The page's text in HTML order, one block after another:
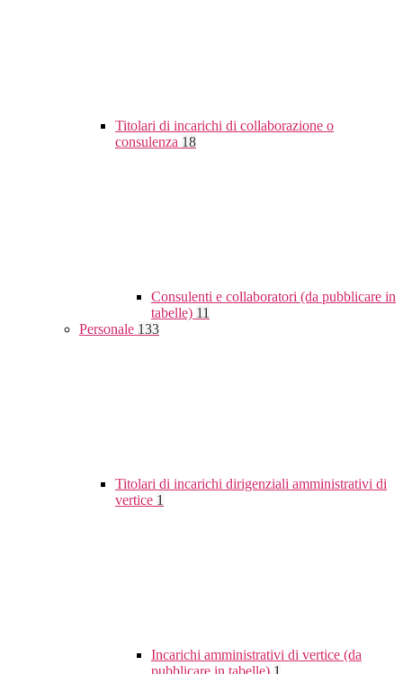
Titolari di incarichi di collaborazione o
consulenza 18
Consulenti e collaboratori (da pubblicare in
tabelle) 11
Personale 133
Titolari di incarichi dirigenziali amministrativi di
vertice 1
Incarichi amministrativi di vertice (da